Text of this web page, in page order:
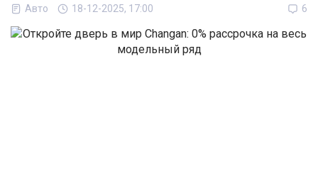
Авто 18-12-2025, 17:00 6